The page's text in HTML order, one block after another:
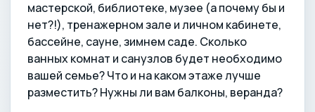
мастерской, библиотеке, музее (а почему бы и
нет?!), тренажерном зале и личном кабинете,
бассейне, сауне, зимнем саде. Сколько
ванных комнат и санузлов будет необходимо
вашей семье? Что и на каком этаже лучше
разместить? Нужны ли вам балконы, веранда?